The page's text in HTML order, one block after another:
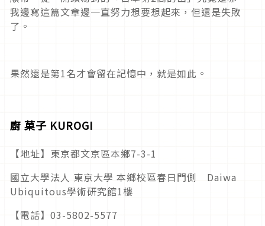
我邊寫這篇文章邊一直努力想要想起來，但還是失敗
了。
果然還是第1名才會留在記憶中，就是如此。
廚 菓子 KUROGI
【地址】東京都文京區本鄉7-3-1
國立大學法人 東京大學 本鄉校區春日門側 Daiwa
Ubiquitous學術研究館1樓
【電話】03-5802-5577